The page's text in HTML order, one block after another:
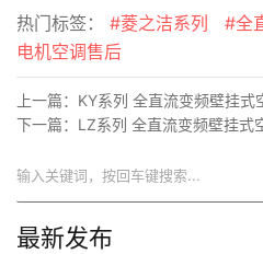
热门标签： #菱之洁系列 #全
电机空调售后
上一篇： KY系列 全直流变频壁挂式
下一篇： LZ系列 全直流变频壁挂式
最新发布